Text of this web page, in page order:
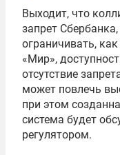
Выходит, что
запрет
ограничивать,
«Мир»,
отсутствие
может повлечь
при этом
система будет
регулятором.